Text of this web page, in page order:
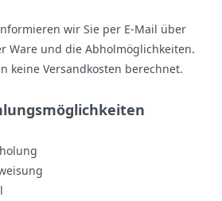
wir Sie per E-Mail über
Ware und die Abholmöglichkeiten.
keine Versandkosten berechnet.